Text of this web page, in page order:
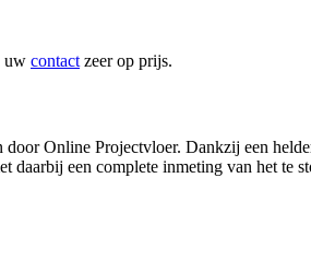
uw contactzeer op prijs.
Online Projectvloer. Dankzij een
een complete inmeting van het te